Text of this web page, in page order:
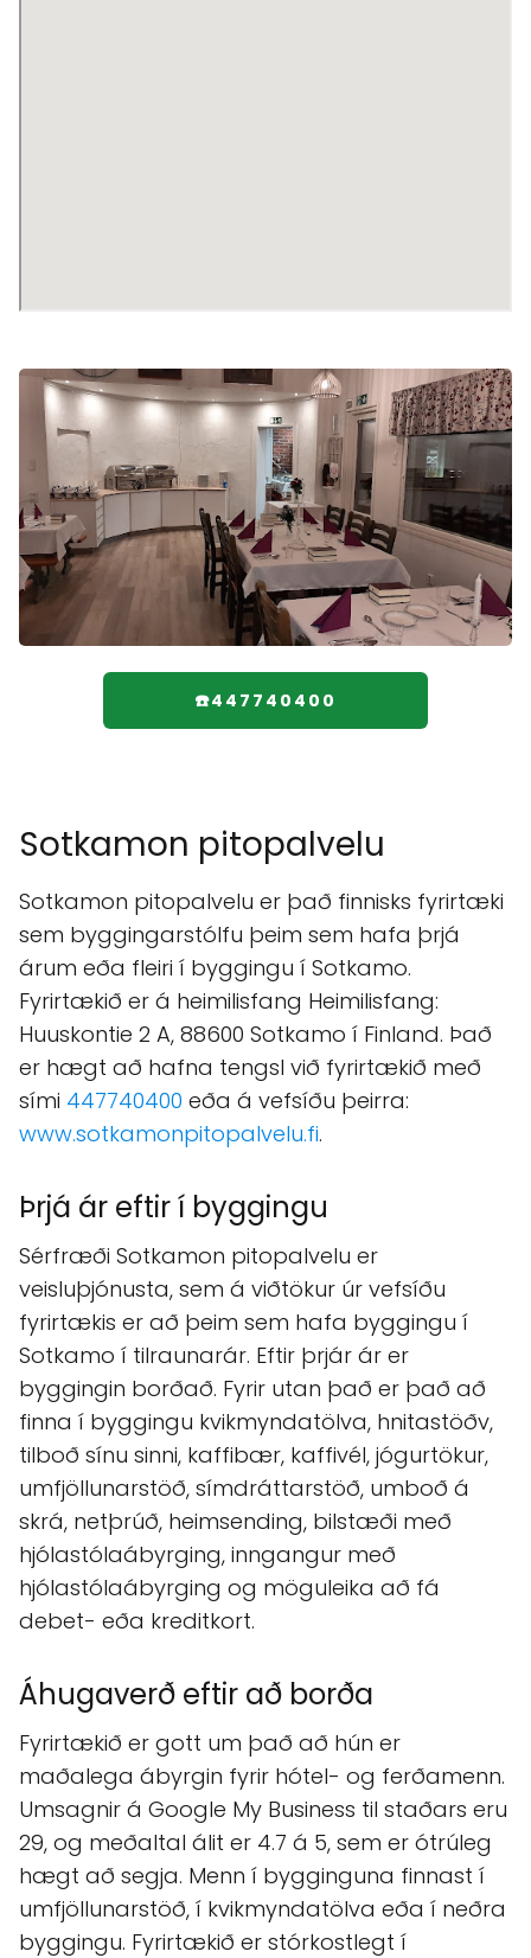
☎️447740400
Sotkamon pitopalvelu
Sotkamon pitopalvelu er það finnisks fyrirtæki
sem byggingarstólfu þeim sem hafa þrjá
árum eða fleiri í byggingu í Sotkamo.
Fyrirtækið er á heimilisfang Heimilisfang:
Huuskontie 2 A, 88600 Sotkamo í Finland. Það
er hægt að hafna tengsl við fyrirtækið með
sími 447740400 eða á vefsíðu þeirra:
www.sotkamonpitopalvelu.fi.
Þrjá ár eftir í byggingu
Sérfræði Sotkamon pitopalvelu er
veisluþjónusta, sem á viðtökur úr vefsíðu
fyrirtækis er að þeim sem hafa byggingu í
Sotkamo í tilraunarár. Eftir þrjár ár er
byggingin borðað. Fyrir utan það er það að
finna í byggingu kvikmyndatölva, hnitastöðv,
tilboð sínu sinni, kaffibær, kaffivél, jógurtökur,
umfjöllunarstöð, símdráttarstöð, umboð á
skrá, netþrúð, heimsending, bilstæði með
hjólastólaábyrging, inngangur með
hjólastólaábyrging og möguleika að fá
debet- eða kreditkort.
Áhugaverð eftir að borða
Fyrirtækið er gott um það að hún er
maðalega ábyrgin fyrir hótel- og ferðamenn.
Umsagnir á Google My Business til staðars eru
29, og meðaltal álit er 4.7 á 5, sem er ótrúleg
hægt að segja. Menn í bygginguna finnast í
umfjöllunarstöð, í kvikmyndatölva eða í neðra
byggingu. Fyrirtækið er stórkostlegt í